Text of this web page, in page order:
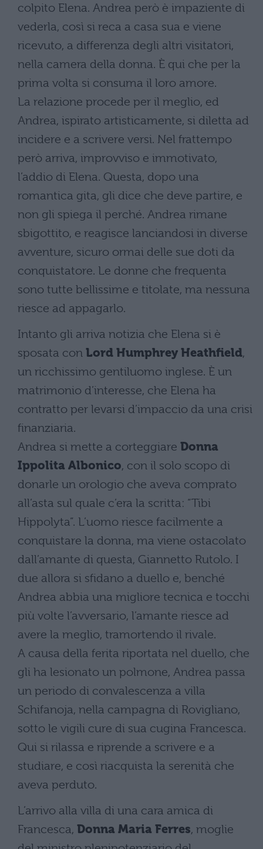
colpito Elena. Andrea però è impaziente di
vederla, così si reca a casa sua e viene
ricevuto, a differenza degli altri visitatori,
nella camera della donna. È qui che per la
prima volta si consuma il loro amore.
La relazione procede per il meglio, ed
Andrea, ispirato artisticamente, si diletta ad
incidere e a scrivere versi. Nel frattempo
però arriva, improvviso e immotivato,
l’addio di Elena. Questa, dopo una
romantica gita, gli dice che deve partire, e
non gli spiega il perché. Andrea rimane
sbigottito, e reagisce lanciandosi in diverse
avventure, sicuro ormai delle sue doti da
conquistatore. Le donne che frequenta
sono tutte bellissime e titolate, ma nessuna
riesce ad appagarlo.
Intanto gli arriva notizia che Elena si è
sposata con Lord Humphrey Heathfield,
un ricchissimo gentiluomo inglese. È un
matrimonio d’interesse, che Elena ha
contratto per levarsi d’impaccio da una crisi
finanziaria.
Andrea si mette a corteggiare Donna
Ippolita Albonico, con il solo scopo di
donarle un orologio che aveva comprato
all’asta sul quale c’era la scritta: “Tibi
Hippolyta”. L’uomo riesce facilmente a
conquistare la donna, ma viene ostacolato
dall’amante di questa, Giannetto Rutolo. I
due allora si sfidano a duello e, benché
Andrea abbia una migliore tecnica e tocchi
più volte l’avversario, l’amante riesce ad
avere la meglio, tramortendo il rivale.
A causa della ferita riportata nel duello, che
gli ha lesionato un polmone, Andrea passa
un periodo di convalescenza a villa
Schifanoja, nella campagna di Rovigliano,
sotto le vigili cure di sua cugina Francesca.
Qui si rilassa e riprende a scrivere e a
studiare, e così riacquista la serenità che
aveva perduto.
L’arrivo alla villa di una cara amica di
Francesca, Donna Maria Ferres, moglie